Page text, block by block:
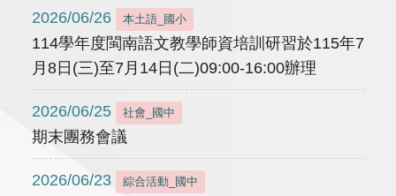
2026/06/26 本土語_國小
114學年度閩南語文教學師資培訓研習於115年7
月8日(三)至7月14日(二)09:00-16:00辦理
2026/06/25 社會_國中
期末團務會議
2026/06/23 綜合活動_國中